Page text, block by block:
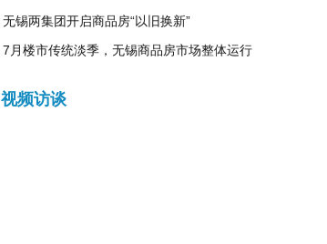
无锡两集团开启商品房“以旧换新”
7月楼市传统淡季，无锡商品房市场整体运行
视频访谈